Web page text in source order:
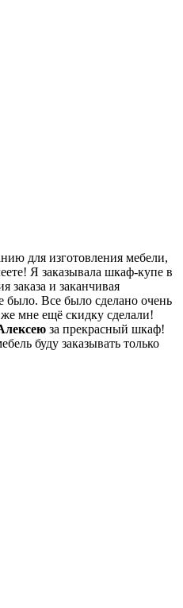
для изготовления мебели,
Я заказывала шкаф-купе в
заказа и заканчивая
Все было сделано очень
мне ещё скидку сделали!
за прекрасный шкаф!
буду заказывать только